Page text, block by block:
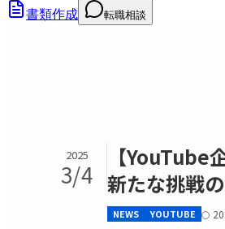
書類作成 転職相談
2025
3/4
【YouTube
新たな挑戦
NEWS YOUTUBE